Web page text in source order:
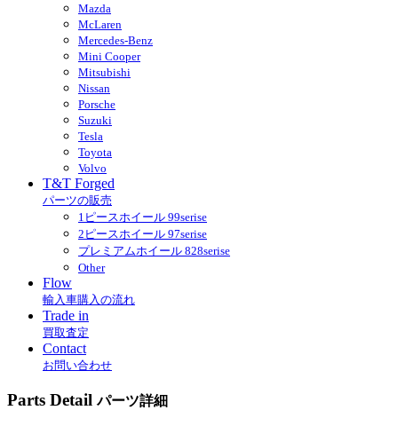
Mazda
McLaren
Mercedes-Benz
Mini Cooper
Mitsubishi
Nissan
Porsche
Suzuki
Tesla
Toyota
Volvo
T&T Forged
パーツの販売
1ピースホイール 99serise
2ピースホイール 97serise
プレミアムホイール 828serise
Other
Flow
輸入車購入の流れ
Trade in
買取査定
Contact
お問い合わせ
Parts Detailパーツ詳細